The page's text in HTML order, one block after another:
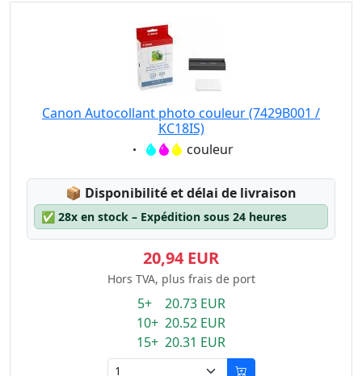
Canon Autocollant photo couleur (7429B001 /
KC18IS)
Eigenschaft:couleur
📦 Lagerstatus:
Disponibilité et délai de livraison
✅ 28x en stock – Expédition sous 24 heures
20,94 EUR
Hors TVA, plus frais de port
5+ 20.73 EUR
10+ 20.52 EUR
15+ 20.31 EUR